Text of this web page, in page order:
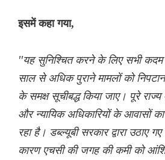
इसमें कहा गया,
''यह सुनिश्चित करने के लिए सभी कदम
साल से अधिक पुराने मामलों को
के समक्ष सूचीबद्ध किया जाए। पूरे
और न्यायिक अधिकारियों के आवासों का
रहा है। डब्ल्यूबी सरकार द्वारा उठाए
कारण एचसी की जगह की कमी को